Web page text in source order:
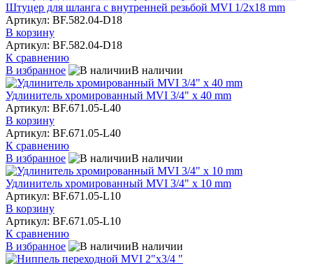
Штуцер для шланга с внутренней резьбой MVI 1/2x18 mm
Артикул: BF.582.04-D18
В корзину
Артикул: BF.582.04-D18
К сравнению
В избранное
В наличии
Удлинитель хромированный MVI 3/4" x 40 mm
Артикул: BF.671.05-L40
В корзину
Артикул: BF.671.05-L40
К сравнению
В избранное
В наличии
Удлинитель хромированный MVI 3/4" x 10 mm
Артикул: BF.671.05-L10
В корзину
Артикул: BF.671.05-L10
К сравнению
В избранное
В наличии